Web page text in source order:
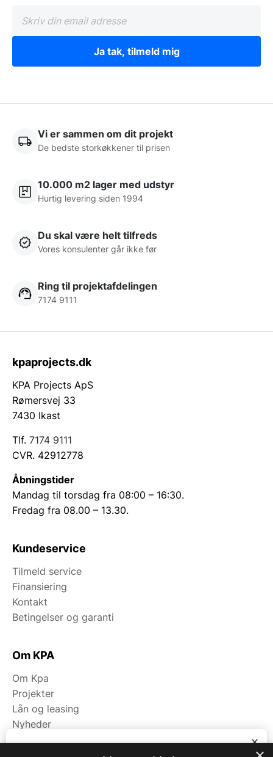
Ja tak, tilmeld mig
Vi er sammen om dit projekt
De bedste storkøkkener til prisen
10.000 m2 lager med udstyr
Hurtig levering siden 1994
Du skal være helt tilfreds
Vores konsulenter går ikke før
Ring til projektafdelingen
7174 9111
kpaprojects.dk
KPA Projects ApS
Rømersvej 33
7430 Ikast
Tlf. 7174 9111
CVR. 42912778
Åbningstider
Mandag til torsdag fra 08:00 – 16:30.
Fredag fra 08.00 – 13.30.
Kundeservice
Tilmeld service
Finansiering
Kontakt
Betingelser og garanti
Om KPA
Om Kpa
Projekter
Lån og leasing
Nyheder
Fagområder
x